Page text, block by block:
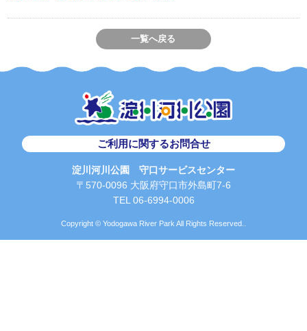
一覧へ戻る
ご利用に関するお問合せ
淀川河川公園 守口サービスセンター
〒570-0096 大阪府守口市外島町7-6
TEL 06-6994-0006
Copyright © Yodogawa River Park All Rights Reserved..